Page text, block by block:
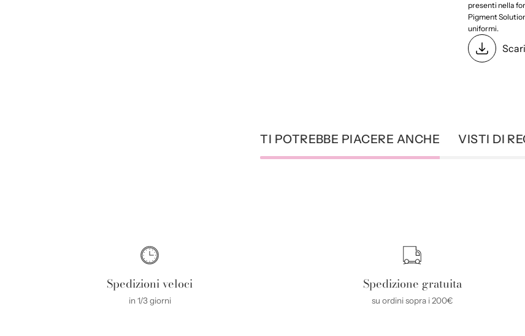
presenti nella
Pigment
uniformi.
TI POTREBBE PIACERE ANCHE VISTI DI
Spedizioni veloci
in 1/3 giorni
Spedizione gratuita
su ordini sopra i 200€